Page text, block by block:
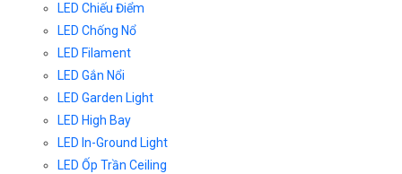
LED Chiếu Điểm
LED Chống Nổ
LED Filament
LED Gắn Nổi
LED Garden Light
LED High Bay
LED In-Ground Light
LED Ốp Trần Ceiling